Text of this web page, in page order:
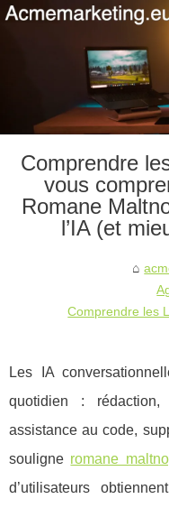
Comprendre
vous
Romane
l’IA (et
Comprendre les
Les IA
quotidien : rédaction,
assistance au code,
souligne romane
d’utilisateurs